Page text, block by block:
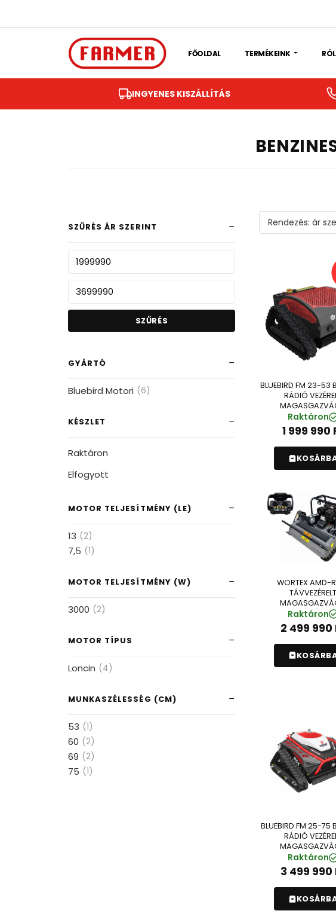
FŐOLDAL TERMÉKEINK
INGYENES KISZÁLLÍTÁS
SZŰRÉS ÁR SZERINT
SZŰRÉS
GYÁRTÓ
Bluebird Motori (6)
KÉSZLET
Raktáron
Elfogyott
MOTOR TELJESÍTMÉNY (LE)
13 (2)
7,5 (1)
MOTOR TELJESÍTMÉNY (W)
3000 (2)
MOTOR TÍPUS
Loncin (4)
MUNKASZÉLESSÉG (CM)
53 (1)
60 (2)
69 (2)
75 (1)
BLUEBIRD FM 23-53
RÁDIÓ
Raktáron
1 999 990
WORTEX AMD-
TÁVVEZÉRELT
(SI2428510)
Raktáron
2 499 990
BLUEBIRD FM 25-75
RÁDIÓ
Raktáron
3 499 990